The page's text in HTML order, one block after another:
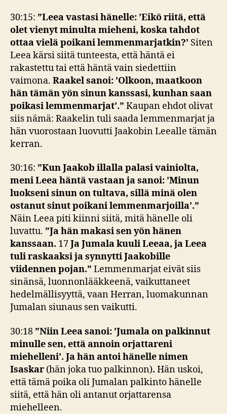
30:15: ”Leea vastasi hänelle: ’Eikö riitä, että
olet vienyt minulta mieheni, koska tahdot
ottaa vielä poikani lemmenmarjatkin?’ Siten
Leea kärsi siitä tunteesta, että häntä ei
rakastettu tai että häntä vain siedettiin
vaimona. Raakel sanoi: ’Olkoon, maatkoon
hän tämän yön sinun kanssasi, kunhan saan
poikasi lemmenmarjat’.” Kaupan ehdot olivat
siis nämä: Raakelin tuli saada lemmenmarjat ja
hän vuorostaan luovutti Jaakobin Leealle tämän
kerran.
30:16: ”Kun Jaakob illalla palasi vainiolta,
meni Leea häntä vastaan ja sanoi: ’Minun
luokseni sinun on tultava, sillä minä olen
ostanut sinut poikani lemmenmarjoilla’.”
Näin Leea piti kiinni siitä, mitä hänelle oli
luvattu. ”Ja hän makasi sen yön hänen
kanssaan. 17Ja Jumala kuuli Leeaa, ja Leea
tuli raskaaksi ja synnytti Jaakobille
viidennen pojan.” Lemmenmarjat eivät siis
sinänsä, luonnonlääkkeenä, vaikuttaneet
hedelmällisyyttä, vaan Herran, luomakunnan
Jumalan siunaus sen vaikutti.
30:18”Niin Leea sanoi: ’Jumala on palkinnut
minulle sen, että annoin orjattareni
miehelleni’. Ja hän antoi hänelle nimen
Isaskar (hän joka tuo palkinnon). Hän uskoi,
että tämä poika oli Jumalan palkinto hänelle
siitä, että hän oli antanut orjattarensa
miehelleen.